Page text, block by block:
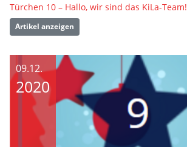
Türchen 10 – Hallo, wir sind das KiLa-Team!
Artikel anzeigen
09.12.
2020